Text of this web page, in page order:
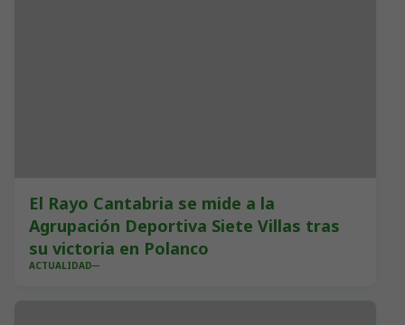
El Rayo Cantabria se mide a la
Agrupación Deportiva Siete Villas tras
su victoria en Polanco
ACTUALIDAD